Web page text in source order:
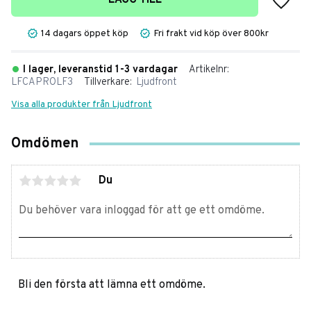
14 dagars öppet köp Fri frakt vid köp över 800kr
I lager, leveranstid 1-3 vardagar
Artikelnr
LFCAPROLF3
Tillverkare Ljudfront
Visa alla produkter från Ljudfront
Omdömen
Du
Bli den första att lämna ett omdöme.